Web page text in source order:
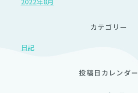
カテゴリー
日記
投稿日カレンダー